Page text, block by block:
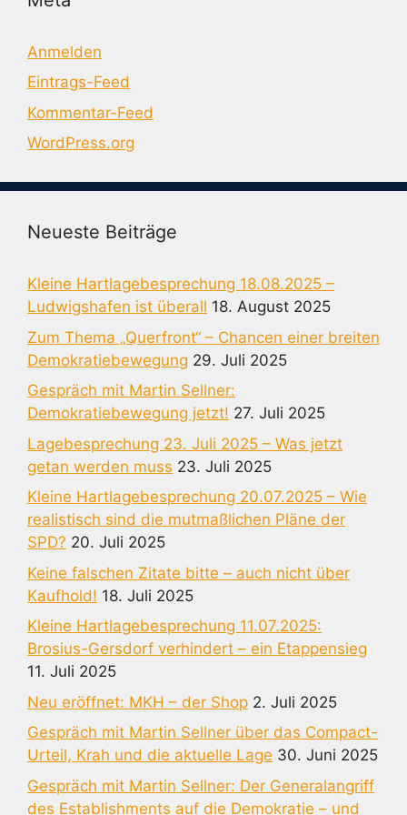
Anmelden
Eintrags-Feed
Kommentar-Feed
WordPress.org
Neueste Beiträge
Kleine Hartlagebesprechung 18.08.2025 –
Ludwigshafen ist überall 18. August 2025
Zum Thema „Querfront“ – Chancen einer breiten
Demokratiebewegung 29. Juli 2025
Gespräch mit Martin Sellner:
Demokratiebewegung jetzt! 27. Juli 2025
Lagebesprechung 23. Juli 2025 – Was jetzt
getan werden muss 23. Juli 2025
Kleine Hartlagebesprechung 20.07.2025 – Wie
realistisch sind die mutmaßlichen Pläne der
SPD? 20. Juli 2025
Keine falschen Zitate bitte – auch nicht über
Kaufhold! 18. Juli 2025
Kleine Hartlagebesprechung 11.07.2025:
Brosius-Gersdorf verhindert – ein Etappensieg
11. Juli 2025
Neu eröffnet: MKH – der Shop 2. Juli 2025
Gespräch mit Martin Sellner über das Compact-
Urteil, Krah und die aktuelle Lage 30. Juni 2025
Gespräch mit Martin Sellner: Der Generalangriff
des Establishments auf die Demokratie – und